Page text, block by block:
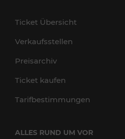
Ticket Übersicht
Verkaufsstellen
Preisarchiv
Ticket kaufen
Tarifbestimmungen
ALLES RUND UM VOR